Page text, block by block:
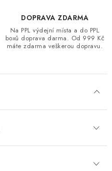
DOPRAVA ZDARMA
Na PPL výdejní místa a do PPL
boxů doprava darma. Od 999 Kč
máte zdarma veškerou dopravu.